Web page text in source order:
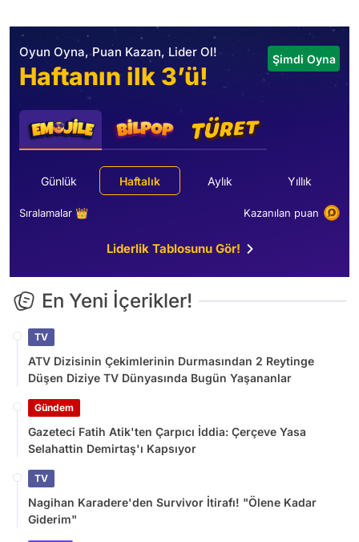
Oyun Oyna, Puan Kazan, Lider Ol!
Haftanın ilk 3’ü!
Şimdi Oyna
Günlük Haftalık Aylık Yıllık
Sıralamalar 👑 Kazanılan puan
Liderlik Tablosunu Gör!
En Yeni İçerikler!
TV
ATV Dizisinin Çekimlerinin Durmasından 2 Reytinge
Düşen Diziye TV Dünyasında Bugün Yaşananlar
Gündem
Gazeteci Fatih Atik'ten Çarpıcı İddia: Çerçeve Yasa
Selahattin Demirtaş'ı Kapsıyor
TV
Nagihan Karadere'den Survivor İtirafı! "Ölene Kadar
Giderim"